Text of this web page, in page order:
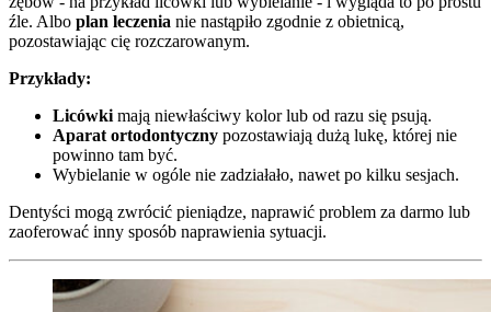
źle. Albo plan leczenia nie nastąpiło zgodnie z obietnicą,
pozostawiając cię rozczarowanym.
Przykłady:
Licówkimają niewłaściwy kolor lub od razu się psują.
Aparat ortodontyczny pozostawiają dużą lukę, której nie
powinno tam być.
Wybielanie w ogóle nie zadziałało, nawet po kilku sesjach.
Dentyści mogą zwrócić pieniądze, naprawić problem za darmo lub
zaoferować inny sposób naprawienia sytuacji.